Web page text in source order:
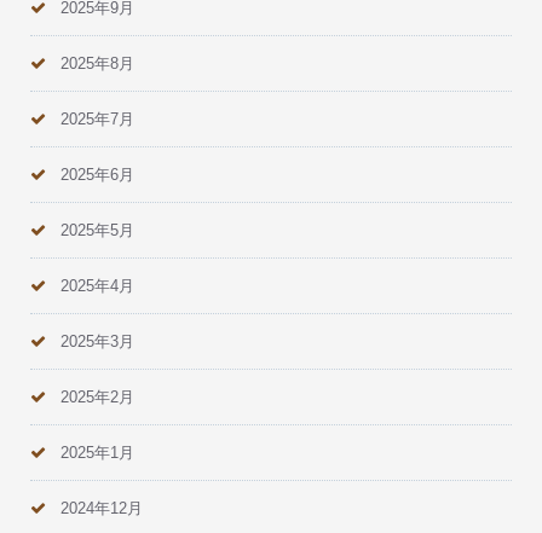
2025年9月
2025年8月
2025年7月
2025年6月
2025年5月
2025年4月
2025年3月
2025年2月
2025年1月
2024年12月